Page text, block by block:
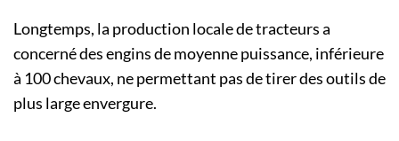
Longtemps, la production locale de tracteurs a
concerné des engins de moyenne puissance, inférieure
à 100 chevaux, ne permettant pas de tirer des outils de
plus large envergure.